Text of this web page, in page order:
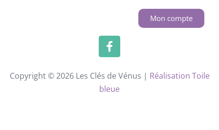
Mon compte
Copyright © 2026 Les Clés de Vénus | Réalisation Toile
bleue